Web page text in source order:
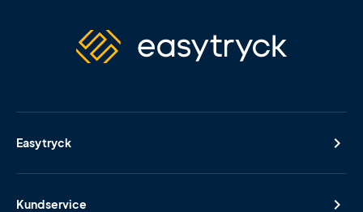
Easytryck
Kundservice